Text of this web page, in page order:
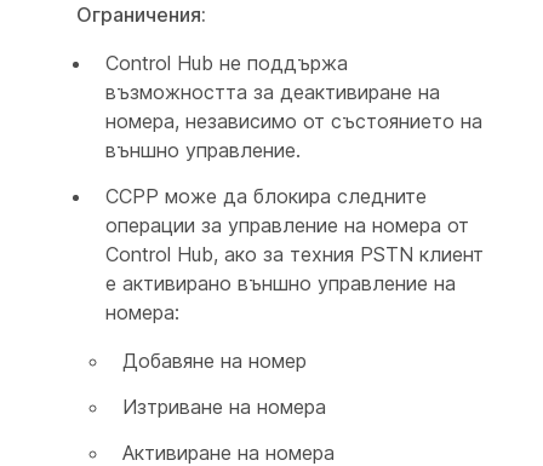
Ограничения:
Control Hub не поддържа
възможността за деактивиране на
номера, независимо от състоянието на
външно управление.
CCPP може да блокира следните
операции за управление на номера от
Control Hub, ако за техния PSTN клиент
е активирано външно управление на
номера:
Добавяне на номер
Изтриване на номера
Активиране на номера